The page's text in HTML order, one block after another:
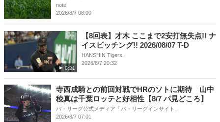
note
2026/8/7 08:00
0:31
【8回表】才木 ここまで2安打無失点!! ナ
イスピッチング!! 2026/08/07 T-D
HANSHIN Tigers.
2026/8/7 20:32
寺西成騎との前回対戦でHRのソトに期待 山中
稜真は千葉ロッテと好相性【8/7 パ見どころ】
パ・リーグ公式メディア「パ・リーグインサイト」
2026/8/7 07:01